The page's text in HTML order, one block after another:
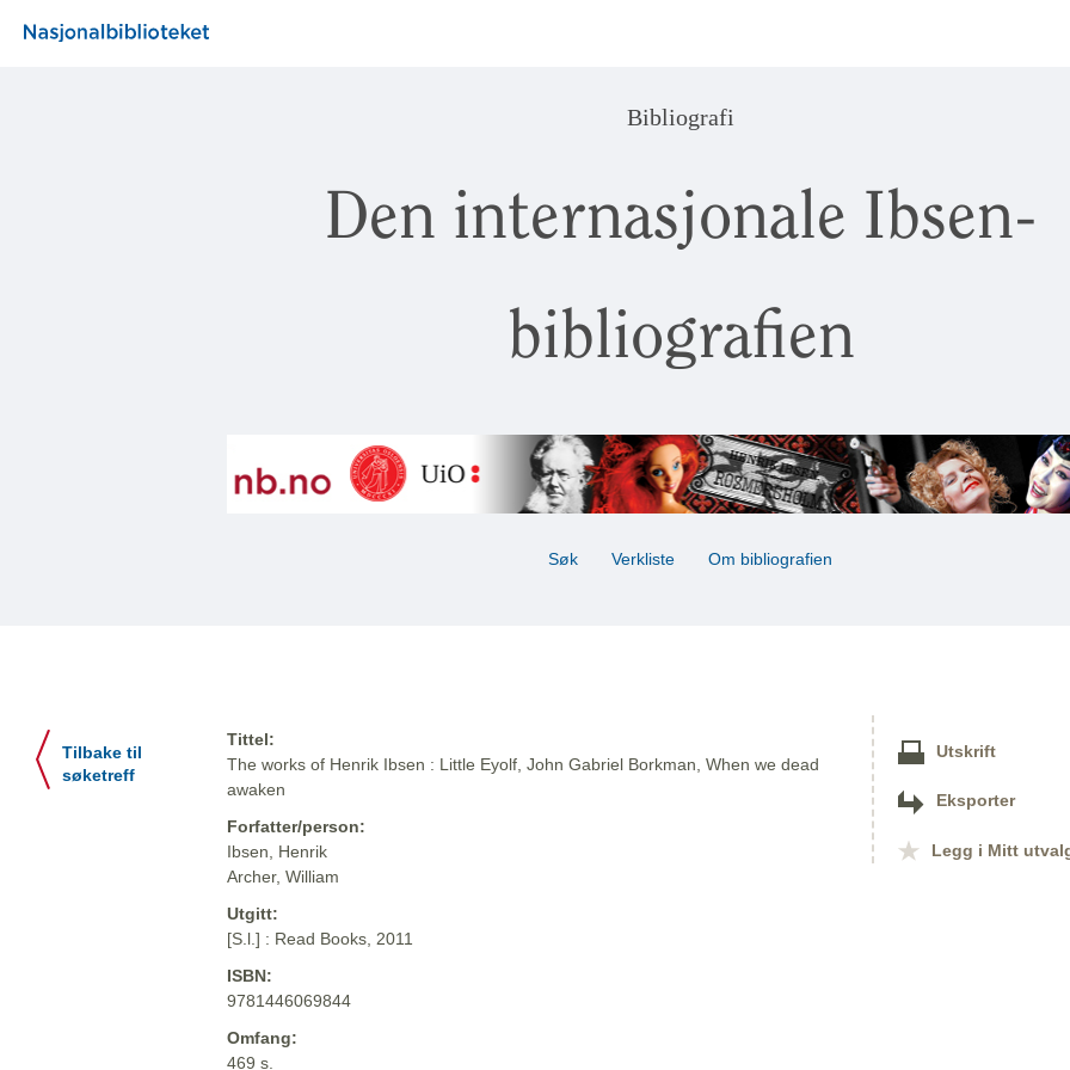
Bibliografi
Den internasjonale Ibsen-
bibliografien
Søk Verkliste Om bibliografien
Tilbake til
søketreff
Tittel:
The works of Henrik Ibsen : Little Eyolf, John Gabriel Borkman, When we dead
awaken
Forfatter/person:
Ibsen, Henrik
Archer, William
Utgitt:
[S.l.] : Read Books, 2011
ISBN:
9781446069844
Omfang:
469 s.
Utskrift
Eksporter
Legg i Mitt